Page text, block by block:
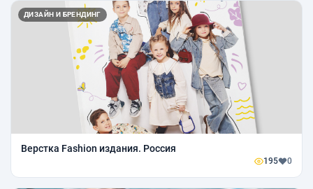
ДИЗАЙН И БРЕНДИНГ
Верстка Fashion издания. Россия
195 0